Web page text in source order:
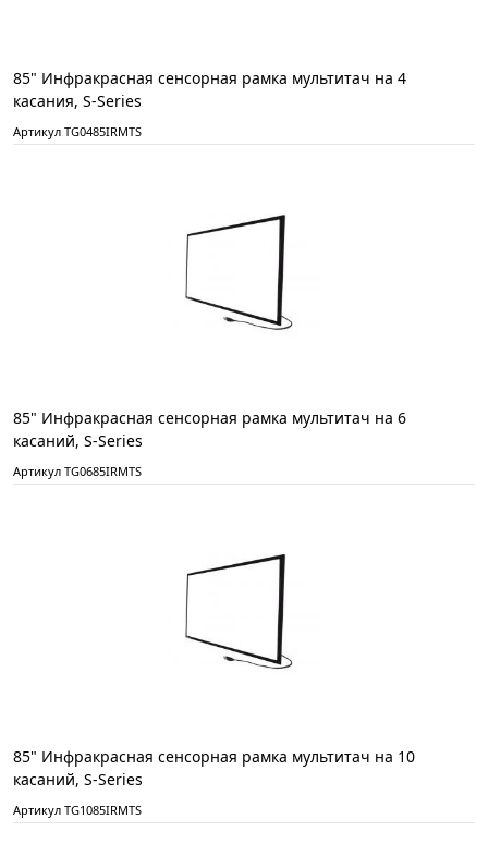
85" Инфракрасная сенсорная рамка мультитач на 4
касания, S-Series
Артикул TG0485IRMTS
85" Инфракрасная сенсорная рамка мультитач на 6
касаний, S-Series
Артикул TG0685IRMTS
85" Инфракрасная сенсорная рамка мультитач на 10
касаний, S-Series
Артикул TG1085IRMTS